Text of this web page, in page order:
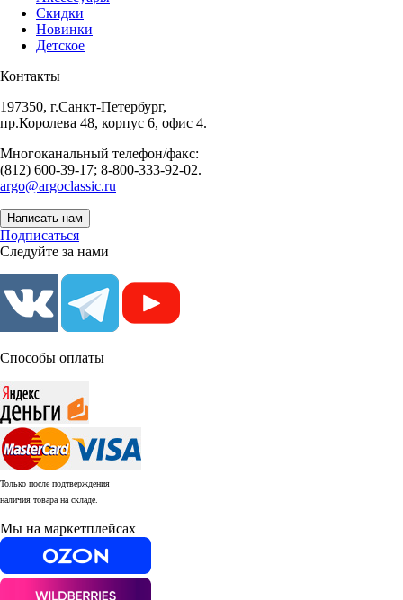
Скидки
Новинки
Детское
Контакты
197350, г.Санкт-Петербург,
пр.Королева 48, корпус 6, офис 4.
Многоканальный телефон/факс:
(812) 600-39-17; 8-800-333-92-02.
argo@argoclassic.ru
Написать нам
Подписаться
Следуйте за нами
Способы оплаты
Только после подтверждения
наличия товара на складе.
Мы на маркетплейсах